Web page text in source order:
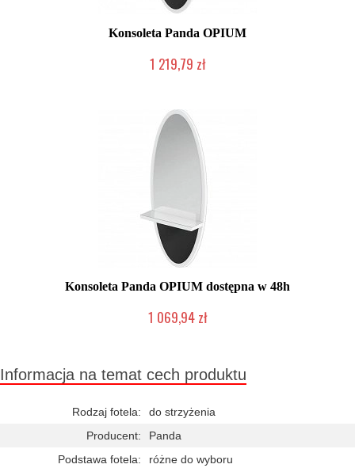
Konsoleta Panda OPIUM
1 219,79 zł
Konsoleta Panda OPIUM dostępna w 48h
1 069,94 zł
Informacja na temat cech produktu
Rodzaj fotela:
do strzyżenia
Producent:
Panda
Podstawa fotela:
różne do wyboru